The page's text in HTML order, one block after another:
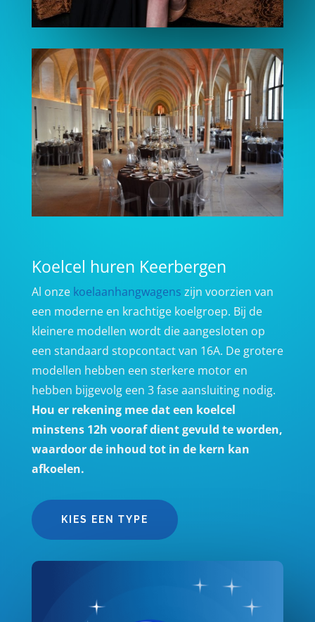
Koelcel huren Keerbergen
Al onze koelaanhangwagens zijn voorzien van
een moderne en krachtige koelgroep. Bij de
kleinere modellen wordt die aangesloten op
een standaard stopcontact van 16A. De grotere
modellen hebben een sterkere motor en
hebben bijgevolg een 3 fase aansluiting nodig.
Hou er rekening mee dat een koelcel
minstens 12h vooraf dient gevuld te worden,
waardoor de inhoud tot in de kern kan
afkoelen.
KIES EEN TYPE